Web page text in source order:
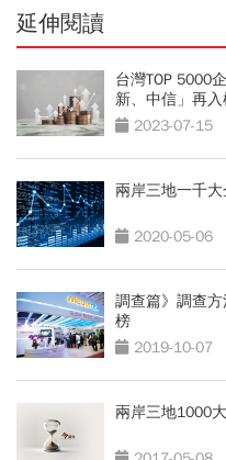
延伸閱讀
台灣TOP 5000
新、中信」再
2023-07-15
兩岸三地一千
2020-05-06
調查篇》調查
榜
2019-10-07
兩岸三地1000